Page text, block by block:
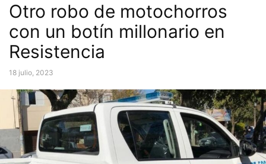
Otro robo de motochorros
con un botín millonario en
Resistencia
18 julio, 2023